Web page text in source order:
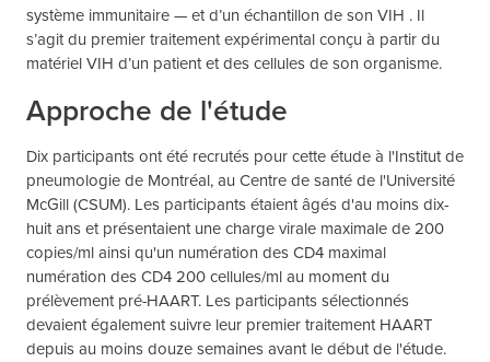
système immunitaire — et d’un échantillon de son VIH . Il
s’agit du premier traitement expérimental conçu à partir du
matériel VIH d’un patient et des cellules de son organisme.
Approche de l'étude
Dix participants ont été recrutés pour cette étude à l'Institut de
pneumologie de Montréal, au Centre de santé de l'Université
McGill (CSUM). Les participants étaient âgés d'au moins dix-
huit ans et présentaient une charge virale maximale de 200
copies/ml ainsi qu'un numération des CD4 maximal
numération des CD4 200 cellules/ml au moment du
prélèvement pré-HAART. Les participants sélectionnés
devaient également suivre leur premier traitement HAART
depuis au moins douze semaines avant le début de l'étude.